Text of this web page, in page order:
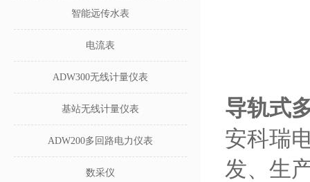
智能远传水表
电流表
ADW300无线计量仪表
基站无线计量仪表
ADW200多回路电力仪表
数采仪
导轨式
安科瑞
发、生